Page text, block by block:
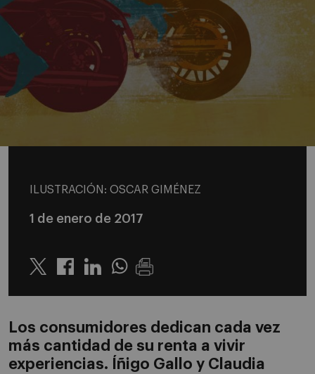
ILUSTRACIÓN: OSCAR GIMÉNEZ
1 de enero de 2017
Twitter LinkedinWhatsapp
Los consumidores dedican cada vez
más cantidad de su renta a vivir
experiencias. Íñigo Gallo y Claudia